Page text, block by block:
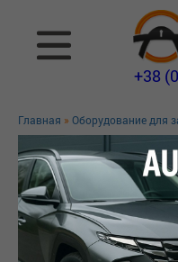
+38
Главная » Оборудование для